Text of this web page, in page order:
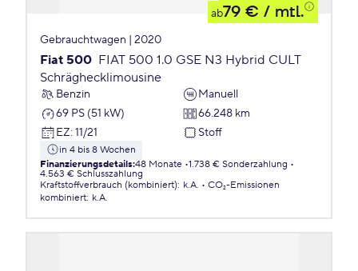
ab79 € / mtl.
Gebrauchtwagen | 2020
Fiat 500 FIAT 500 1.0 GSE N3 Hybrid CULT
Schräghecklimousine
Benzin
Manuell
69 PS (51 kW)
66.248 km
EZ: 11/21 Stoff
in 4 bis 8 Wochen
Finanzierungsdetails:48 Monate 1.738 € Sonderzahlung
4.563 € Schlusszahlung
Kraftstoffverbrauch (kombiniert): k.A.
CO₂-Emissionen
kombiniert: k.A.